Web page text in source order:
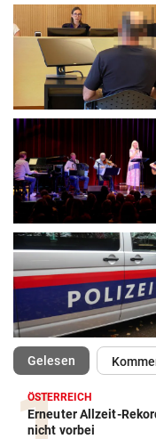
Gelesen(ausgewählt)
ÖSTERREICH
Erneuter Allzeit-
nicht vorbei